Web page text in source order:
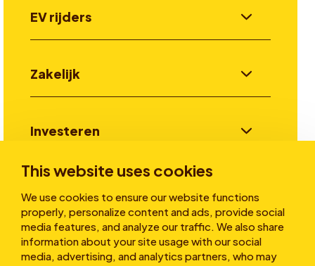
This website uses cookies
We use cookies to ensure our website functions
properly, personalize content and ads, provide social
media features, and analyze our traffic. We also share
information about your site usage with our social
media, advertising, and analytics partners, who may
EV rijders
Zakelijk
Investeren
Over ons